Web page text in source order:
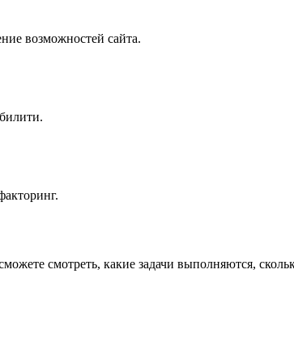
возможностей сайта.
смотреть, какие задачи выполняются,